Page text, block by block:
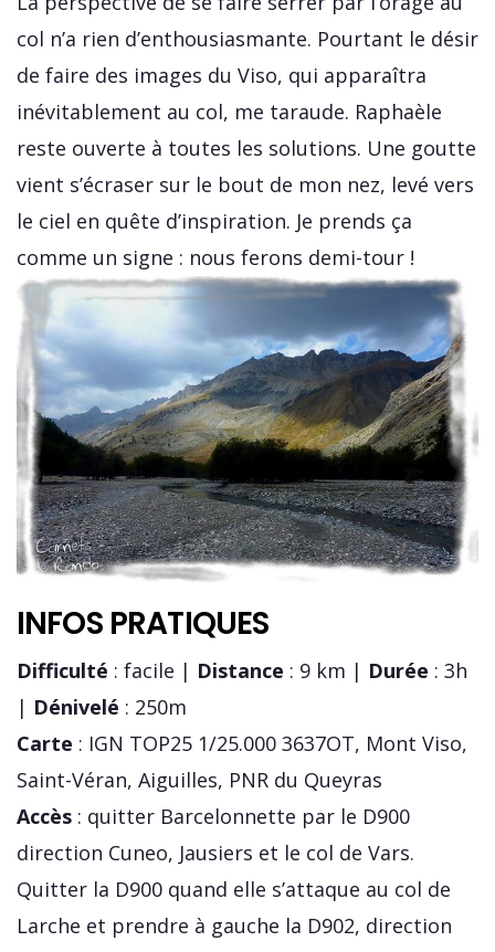
col n’a rien d’enthousiasmante. Pourtant le désir
de faire des images du Viso, qui apparaîtra
inévitablement au col, me taraude. Raphaèle
reste ouverte à toutes les solutions. Une goutte
vient s’écraser sur le bout de mon nez, levé vers
le ciel en quête d’inspiration. Je prends ça
comme un signe : nous ferons demi-tour !
INFOS PRATIQUES
Difficulté : facile | Distance : 9 km | Durée : 3h
| Dénivelé : 250m
Carte : IGN TOP25 1/25.000 3637OT, Mont Viso,
Saint-Véran, Aiguilles, PNR du Queyras
Accès : quitter Barcelonnette par le D900
direction Cuneo, Jausiers et le col de Vars.
Quitter la D900 quand elle s’attaque au col de
Larche et prendre à gauche la D902, direction